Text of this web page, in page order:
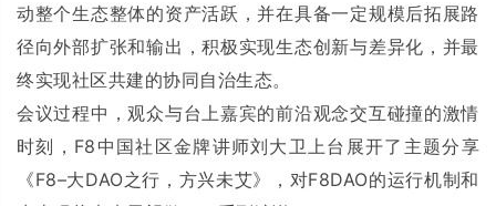
动整个生态整体的资产活跃，并在具备一定规模后拓展路
径向外部扩张和输出，积极实现生态创新与差异化，并最
终实现社区共建的协同自治生态。
会议过程中，观众与台上嘉宾的前沿观念交互碰撞的激情
时刻，F8中国社区金牌讲师刘大卫上台展开了主题分享
《F8–大DAO之行，方兴未艾》，对F8DAO的运行机制和